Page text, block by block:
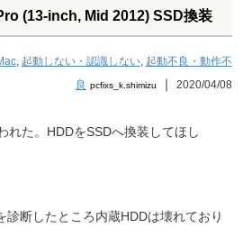
(13-inch, Mid 2012) SSD換装
, 起動しない・認識しない, 起動不良・動作不
良 pcfixs_k.shimizu ｜ 2020/04/08
れた。HDDをSSDへ換装してほし
診断したところ内蔵HDDは壊れており